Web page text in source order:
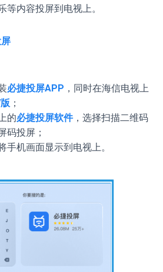
等内容投屏到电视上。
必捷投屏APP ，同时在海信电视上
；
的必捷投屏软件，选择扫描二维码
码投屏；
手机画面显示到电视上。